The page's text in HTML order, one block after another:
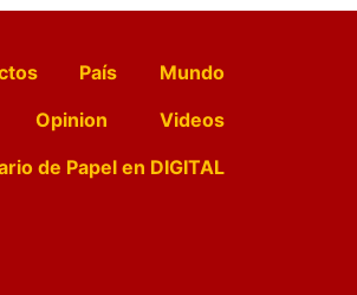
País
Mundo
Opinion
Videos
de Papel en DIGITAL